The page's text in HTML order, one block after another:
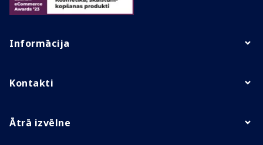
Informācija
Kontakti
Ātrā izvēlne